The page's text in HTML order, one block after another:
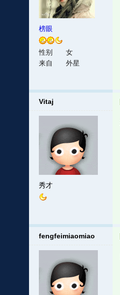
榜眼
性别
女
来自
外星
Vitaj
秀才
fengfeimiaomiao